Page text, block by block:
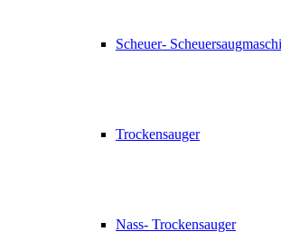
Scheuer-
Trockensauger
Nass- Trockensauger